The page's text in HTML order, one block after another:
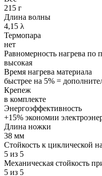
215 г
Длина волны
4,15 λ
Термопара
нет
Равномерность нагрева по
высокая
Время нагрева материала
быстрее на 5% =
Крепеж
в комплекте
Энергоэффективность
+15% экономии
Длина ножки
38 мм
Стойкость к циклической
5 из 5
Механическая стойкость
5 из 5